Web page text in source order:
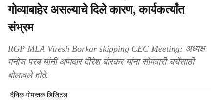
गोव्याबाहेर असल्याचे दिले कारण, कार्यकर्त्यांत
संभ्रम
RGP MLA Viresh Borkar skipping CEC Meeting: अध्यक्ष
मनोज परब यांनी आमदार वीरेश बोरकर यांना सोमवारी चर्चेसाठी
बोलावले होते.
दैनिक गोमन्तक डिजिटल